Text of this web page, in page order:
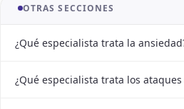
OTRAS SECCIONES
¿Qué especialista trata la
¿Qué especialista trata los